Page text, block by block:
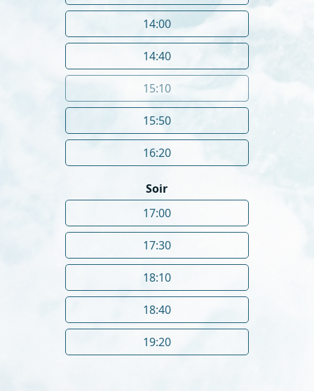
14:00
14:40
15:10
15:50
16:20
Soir
17:00
17:30
18:10
18:40
19:20